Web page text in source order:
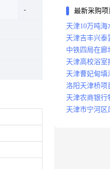
最新采购项
天津10万吨
天津吉丰兴泰
标工程
中铁四局在廊
程项目招标
天津高校浴室
天津曹妃甸填
洛阳天津桥项
天津农商银行
天津市宁河区